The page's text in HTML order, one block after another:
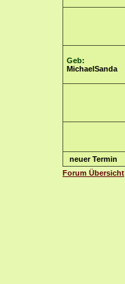
Geb:
MichaelSanda
neuer Termin
Forum Übersicht